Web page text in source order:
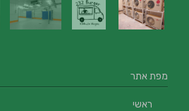
מפת אתר
ראשי